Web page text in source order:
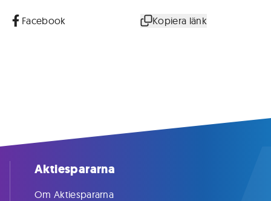
Facebook Kopiera länk
Aktiespararna
Om Aktiespararna